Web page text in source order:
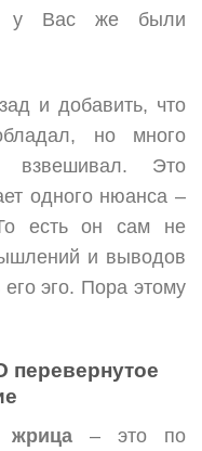
у Вас же были
и добавить, что
но много
взвешивал. Это
одного нюанса –
То есть он сам не
и выводов
эго. Пора этому
перевернутое
жрица – это по